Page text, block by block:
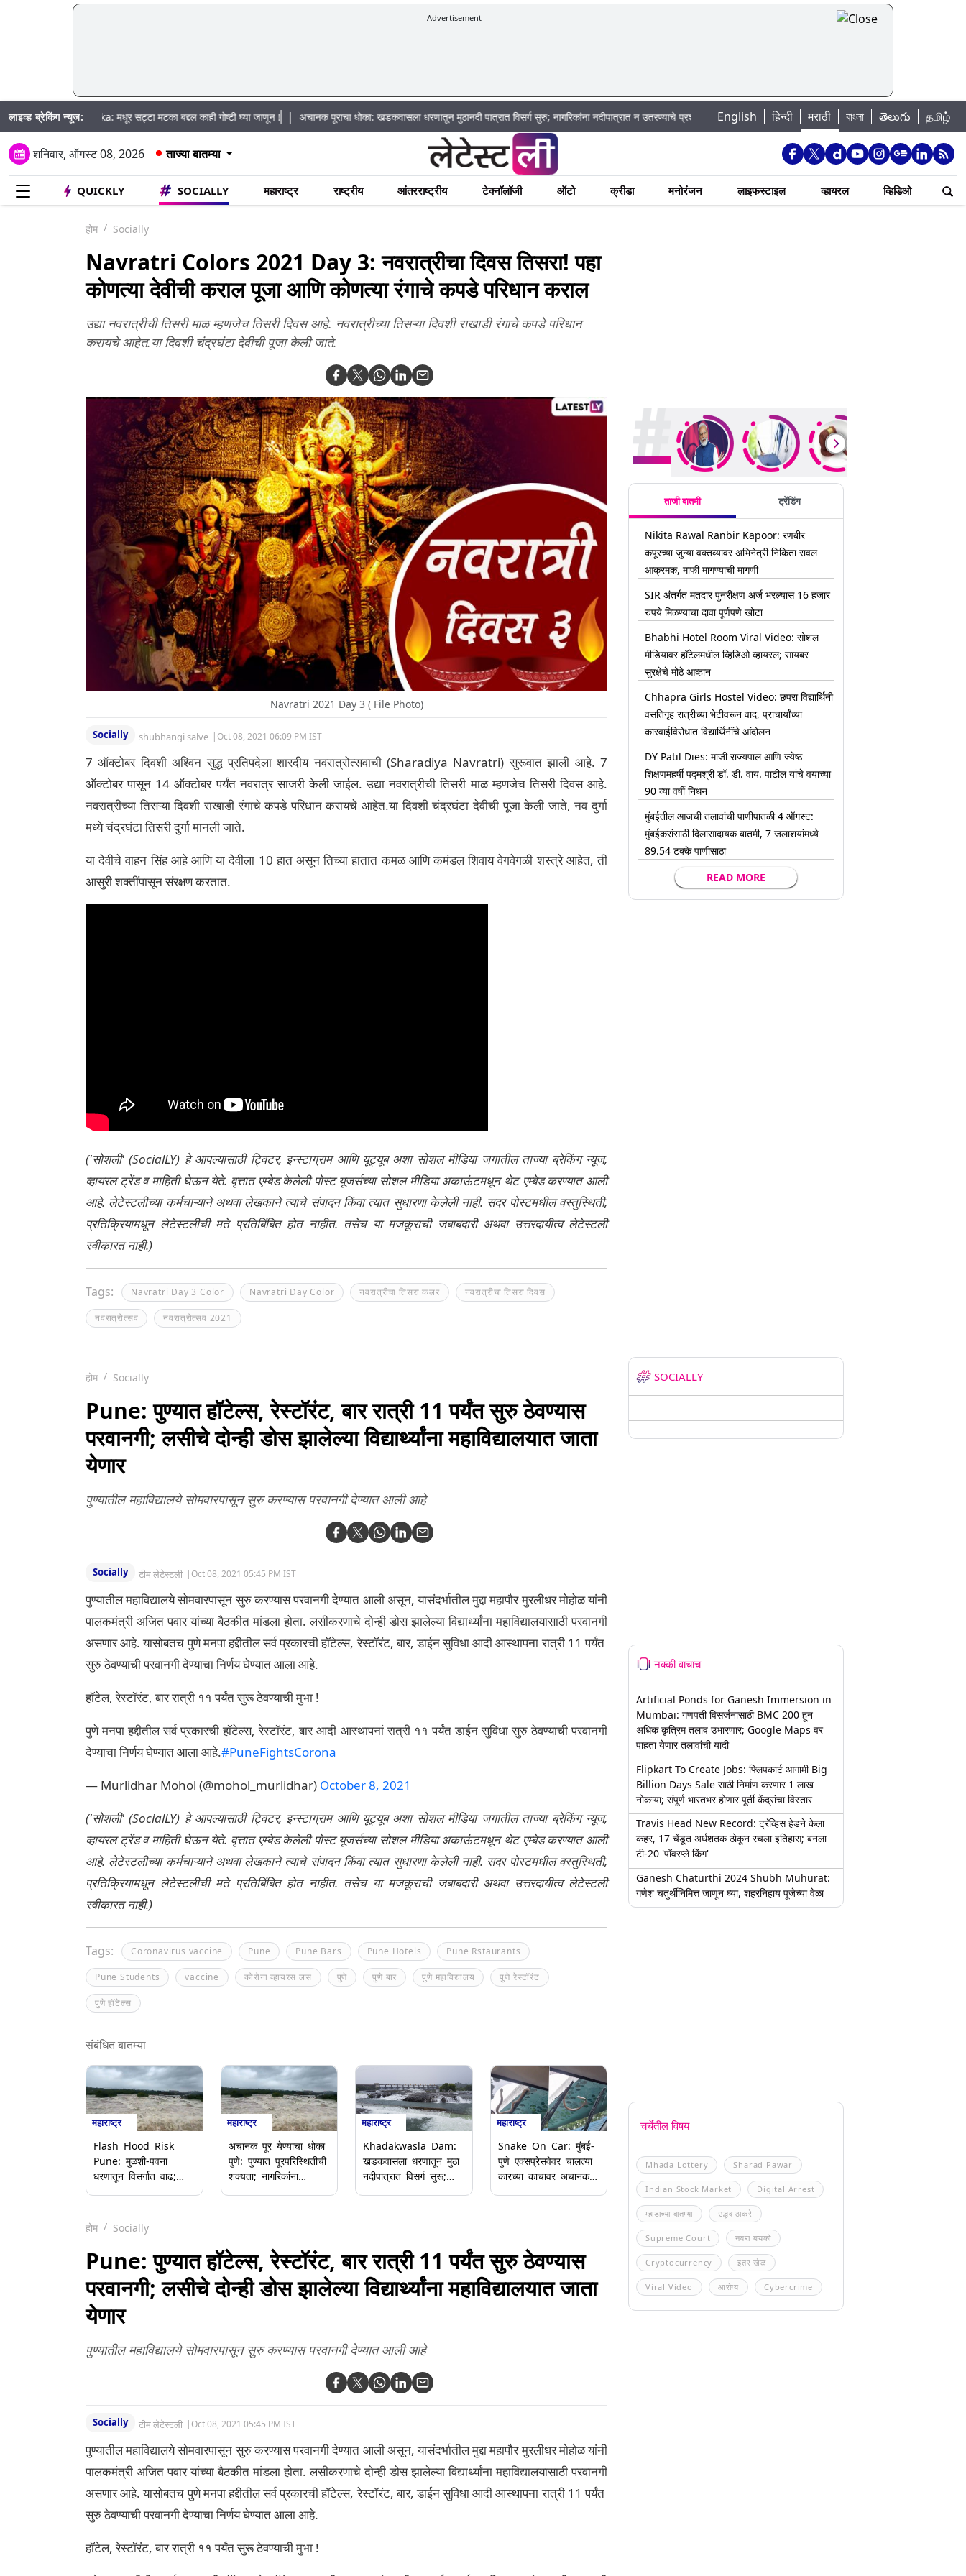
Advertisement
लाइव्ह ब्रेकिंग न्यूज:
Matka: मधूर सट्टा मटका बद्दल काही गोष्टी घ्या जाणून !|अचानक पूराचा धोका: खडकवासला धरणातून मुठानदी पात्रात विसर्ग सुरु; नागरिकांना नदीपात्रात न उतरण्याचे प्रशासनाचे आवाहन English हिन्दी मराठी বাংলা తెలుగు தமிழ்
शनिवार, ऑगस्ट 08, 2026 ताज्या बातम्या
QUICKLY SOCIALLY महाराष्ट्र राष्ट्रीय आंतरराष्ट्रीय टेक्नॉलॉजी ऑटो क्रीडा मनोरंजन लाइफस्टाइल व्हायरल व्हिडिओ
होम Socially
Navratri Colors 2021 Day 3: नवरात्रीचा दिवस तिसरा! पहा
कोणत्या देवीची कराल पूजा आणि कोणत्या रंगाचे कपडे परिधान कराल
उद्या नवरात्रीची तिसरी माळ म्हणजेच तिसरी दिवस आहे. नवरात्रीच्या तिसऱ्या दिवशी राखाडी रंगाचे कपडे परिधान
करायचे आहेत.या दिवशी चंद्रघंटा देवीची पूजा केली जाते.
Navratri 2021 Day 3 ( File Photo)
Socially shubhangi salve | Oct 08, 2021 06:09 PM IST
7 ऑक्टोबर दिवशी अश्विन सुद्ध प्रतिपदेला शारदीय नवरात्रोत्सवाची (Sharadiya Navratri) सुरूवात झाली आहे. 7
ऑक्टोबर पासून 14 ऑक्टोबर पर्यंत नवरात्र साजरी केली जाईल. उद्या नवरात्रीची तिसरी माळ म्हणजेच तिसरी दिवस आहे.
नवरात्रीच्या तिसऱ्या दिवशी राखाडी रंगाचे कपडे परिधान करायचे आहेत.या दिवशी चंद्रघंटा देवीची पूजा केली जाते, नव दुर्गा
मध्ये चंद्रघंटा तिसरी दुर्गा मानली जाते.
या देवीचे वाहन सिंह आहे आणि या देवीला 10 हात असून तिच्या हातात कमळ आणि कमंडल शिवाय वेगवेगळी शस्त्रे आहेत, ती
आसुरी शक्तींपासून संरक्षण करतात.
('सोशली' (SocialLY) हे आपल्यासाठी ट्विटर, इन्स्टाग्राम आणि यूट्यूब अशा सोशल मीडिया जगातील ताज्या ब्रेकिंग न्यूज,
व्हायरल ट्रेंड व माहिती घेऊन येते. वृत्तात एम्बेड केलेली पोस्ट यूजर्सच्या सोशल मीडिया अकाऊंटमधून थेट एम्बेड करण्यात आली
आहे. लेटेस्टलीच्या कर्मचाऱ्याने अथवा लेखकाने त्याचे संपादन किंवा त्यात सुधारणा केलेली नाही. सदर पोस्टमधील वस्तुस्थिती,
प्रतिक्रियामधून लेटेस्टलीची मते प्रतिबिंबित होत नाहीत. तसेच या मजकूराची जबाबदारी अथवा उत्तरदायीत्व लेटेस्टली
स्वीकारत नाही.)
Tags: Navratri Day 3 Color Navratri Day Color नवरात्रीचा तिसरा कलर नवरात्रीचा तिसरा दिवस
नवरात्रोत्सव नवरात्रोत्सव 2021
होम Socially
Pune: पुण्यात हॉटेल्स, रेस्टॉरंट, बार रात्री 11 पर्यंत सुरु ठेवण्यास
परवानगी; लसीचे दोन्ही डोस झालेल्या विद्यार्थ्यांना महाविद्यालयात जाता
येणार
पुण्यातील महाविद्यालये सोमवारपासून सुरु करण्यास परवानगी देण्यात आली आहे
Socially टीम लेटेस्टली | Oct 08, 2021 05:45 PM IST
पुण्यातील महाविद्यालये सोमवारपासून सुरु करण्यास परवानगी देण्यात आली असून, यासंदर्भातील मुद्दा महापौर मुरलीधर मोहोळ यांनी
पालकमंत्री अजित पवार यांच्या बैठकीत मांडला होता. लसीकरणाचे दोन्ही डोस झालेल्या विद्यार्थ्यांना महाविद्यालयासाठी परवानगी
असणार आहे. यासोबतच पुणे मनपा हद्दीतील सर्व प्रकारची हॉटेल्स, रेस्टॉरंट, बार, डाईन सुविधा आदी आस्थापना रात्री 11 पर्यंत
सुरु ठेवण्याची परवानगी देण्याचा निर्णय घेण्यात आला आहे.
हॉटेल, रेस्टॉरंट, बार रात्री ११ पर्यंत सुरू ठेवण्याची मुभा !
पुणे मनपा हद्दीतील सर्व प्रकारची हॉटेल्स, रेस्टॉरंट, बार आदी आस्थापनां रात्री ११ पर्यंत डाईन सुविधा सुरु ठेवण्याची परवानगी
देण्याचा निर्णय घेण्यात आला आहे.#PuneFightsCorona
— Murlidhar Mohol (@mohol_murlidhar) October 8, 2021
('सोशली' (SocialLY) हे आपल्यासाठी ट्विटर, इन्स्टाग्राम आणि यूट्यूब अशा सोशल मीडिया जगातील ताज्या ब्रेकिंग न्यूज,
व्हायरल ट्रेंड व माहिती घेऊन येते. वृत्तात एम्बेड केलेली पोस्ट यूजर्सच्या सोशल मीडिया अकाऊंटमधून थेट एम्बेड करण्यात आली
आहे. लेटेस्टलीच्या कर्मचाऱ्याने अथवा लेखकाने त्याचे संपादन किंवा त्यात सुधारणा केलेली नाही. सदर पोस्टमधील वस्तुस्थिती,
प्रतिक्रियामधून लेटेस्टलीची मते प्रतिबिंबित होत नाहीत. तसेच या मजकूराची जबाबदारी अथवा उत्तरदायीत्व लेटेस्टली
स्वीकारत नाही.)
Tags: Coronavirus vaccine Pune Pune Bars Pune Hotels Pune Rstaurants
Pune Students vaccine कोरोना व्हायरस लस पुणे पुणे बार पुणे महाविद्यालय पुणे रेस्टॉरंट
पुणे हॉटेल्स
संबंधित बातम्या
महाराष्ट्र
Flash Flood Risk
Pune: मुळशी-पवना
धरणातून विसर्गात वाढ;
महाराष्ट्र
अचानक पूर येण्याचा धोका
पुणे: पुण्यात पूरपरिस्थितीची
शक्यता; नागरिकांना
महाराष्ट्र
Khadakwasla Dam:
खडकवासला धरणातून मुठा
नदीपात्रात विसर्ग सुरू;
महाराष्ट्र
Snake On Car: मुंबई-
पुणे एक्सप्रेसवेवर चालत्या
कारच्या काचावर अचानक
होम Socially
Pune: पुण्यात हॉटेल्स, रेस्टॉरंट, बार रात्री 11 पर्यंत सुरु ठेवण्यास
परवानगी; लसीचे दोन्ही डोस झालेल्या विद्यार्थ्यांना महाविद्यालयात जाता
येणार
पुण्यातील महाविद्यालये सोमवारपासून सुरु करण्यास परवानगी देण्यात आली आहे
Socially टीम लेटेस्टली | Oct 08, 2021 05:45 PM IST
पुण्यातील महाविद्यालये सोमवारपासून सुरु करण्यास परवानगी देण्यात आली असून, यासंदर्भातील मुद्दा महापौर मुरलीधर मोहोळ यांनी
पालकमंत्री अजित पवार यांच्या बैठकीत मांडला होता. लसीकरणाचे दोन्ही डोस झालेल्या विद्यार्थ्यांना महाविद्यालयासाठी परवानगी
असणार आहे. यासोबतच पुणे मनपा हद्दीतील सर्व प्रकारची हॉटेल्स, रेस्टॉरंट, बार, डाईन सुविधा आदी आस्थापना रात्री 11 पर्यंत
सुरु ठेवण्याची परवानगी देण्याचा निर्णय घेण्यात आला आहे.
हॉटेल, रेस्टॉरंट, बार रात्री ११ पर्यंत सुरू ठेवण्याची मुभा !
ताजी बातमी ट्रेंडिंग
Nikita Rawal Ranbir Kapoor: रणबीर
कपूरच्या जुन्या वक्तव्यावर अभिनेत्री निकिता रावल
आक्रमक, माफी मागण्याची मागणी
SIR अंतर्गत मतदार पुनरीक्षण अर्ज भरल्यास 16 हजार
रुपये मिळण्याचा दावा पूर्णपणे खोटा
Bhabhi Hotel Room Viral Video: सोशल
मीडियावर हॉटेलमधील व्हिडिओ व्हायरल; सायबर
सुरक्षेचे मोठे आव्हान
Chhapra Girls Hostel Video: छपरा विद्यार्थिनी
वसतिगृह रात्रीच्या भेटीवरून वाद, प्राचार्यांच्या
कारवाईविरोधात विद्यार्थिनींचे आंदोलन
DY Patil Dies: माजी राज्यपाल आणि ज्येष्ठ
शिक्षणमहर्षी पद्मश्री डॉ. डी. वाय. पाटील यांचे वयाच्या
90 व्या वर्षी निधन
मुंबईतील आजची तलावांची पाणीपातळी 4 ऑगस्ट:
मुंबईकरांसाठी दिलासादायक बातमी, 7 जलाशयांमध्ये
89.54 टक्के पाणीसाठा
READ MORE
SOCIALLY
नक्की वाचाच
Artificial Ponds for Ganesh Immersion in
Mumbai: गणपती विसर्जनासाठी BMC 200 हून
अधिक कृत्रिम तलाव उभारणार; Google Maps वर
पाहता येणार तलावांची यादी
Flipkart To Create Jobs: फ्लिपकार्ट आगामी Big
Billion Days Sale साठी निर्माण करणार 1 लाख
नोकऱ्या; संपूर्ण भारतभर होणार पूर्ती केंद्रांचा विस्तार
Travis Head New Record: ट्रॅव्हिस हेडने केला
कहर, 17 चेंडूत अर्धशतक ठोकून रचला इतिहास; बनला
टी-20 'पॉवरप्ले किंग'
Ganesh Chaturthi 2024 Shubh Muhurat:
गणेश चतुर्थीनिमित्त जाणून घ्या, शहरनिहाय पूजेच्या वेळा
चर्चेतील विषय
Mhada Lottery Sharad Pawar
Indian Stock Market Digital Arrest
म्हाडाच्या बातम्या उद्धव ठाकरे
Supreme Court नवरा बायको
Cryptocurrency इतर खेळ
Viral Video आरोग्य Cybercrime